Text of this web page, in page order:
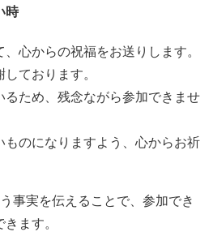
時
心からの祝福をお送りします。
ております。
ため、残念ながら参加できませ
のになりますよう、心からお祈
事実を伝えることで、参加でき
ます。